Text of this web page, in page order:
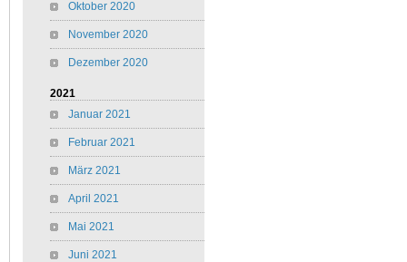
Oktober 2020
November 2020
Dezember 2020
2021
Januar 2021
Februar 2021
März 2021
April 2021
Mai 2021
Juni 2021